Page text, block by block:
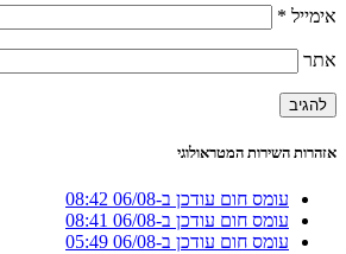
אימייל *
אתר
אזהרות השירות המטראולוגי
עומס חום עודכן ב-06/08 08:42
עומס חום עודכן ב-06/08 08:41
עומס חום עודכן ב-06/08 05:49